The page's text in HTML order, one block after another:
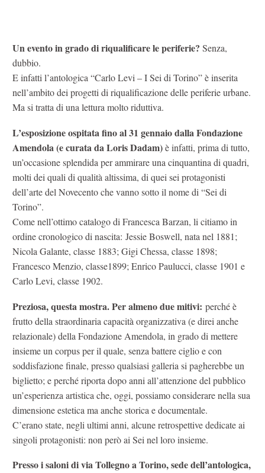
Un evento in grado di riqualificare le periferie? Senza,
dubbio.
E infatti l’antologica “Carlo Levi – I Sei di Torino” è inserita
nell’ambito dei progetti di riqualificazione delle periferie urbane.
Ma si tratta di una lettura molto riduttiva.
L’esposizione ospitata fino al 31 gennaio dalla Fondazione
Amendola (e curata da Loris Dadam)è infatti, prima di tutto,
un’occasione splendida per ammirare una cinquantina di quadri,
molti dei quali di qualità altissima, di quei sei protagonisti
dell’arte del Novecento che vanno sotto il nome di “Sei di
Torino”.
Come nell’ottimo catalogo di Francesca Barzan, li citiamo in
ordine cronologico di nascita: Jessie Boswell, nata nel 1881;
Nicola Galante, classe 1883; Gigi Chessa, classe 1898;
Francesco Menzio, classe1899; Enrico Paulucci, classe 1901 e
Carlo Levi, classe 1902.
Preziosa, questa mostra. Per almeno due mitivi: perché è
frutto della straordinaria capacità organizzativa (e direi anche
relazionale) della Fondazione Amendola, in grado di mettere
insieme un corpus per il quale, senza battere ciglio e con
soddisfazione finale, presso qualsiasi galleria si pagherebbe un
biglietto; e perché riporta dopo anni all’attenzione del pubblico
un’esperienza artistica che, oggi, possiamo considerare nella sua
dimensione estetica ma anche storica e documentale.
C’erano state, negli ultimi anni, alcune retrospettive dedicate ai
singoli protagonisti: non però ai Sei nel loro insieme.
Presso i saloni di via Tollegno a Torino, sede dell’antologica,